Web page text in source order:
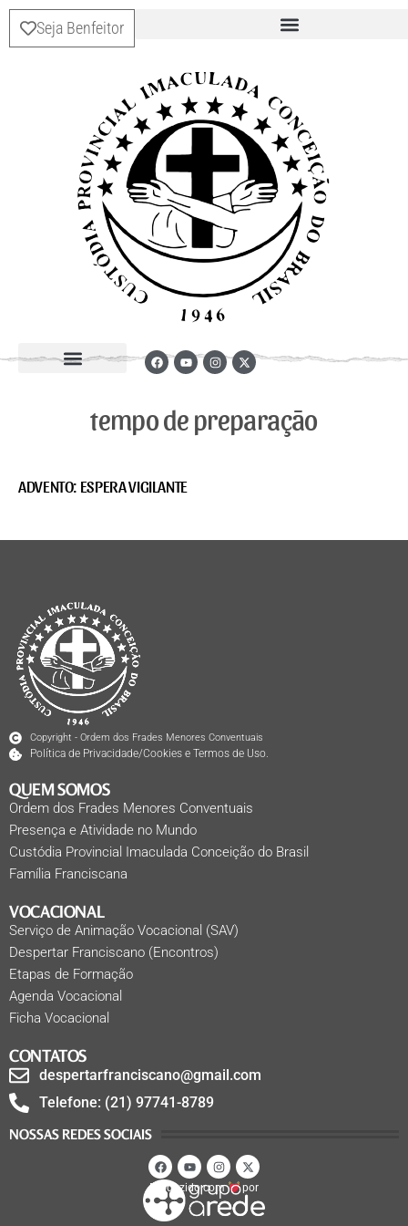
Seja Benfeitor
tempo de preparação
ADVENTO: ESPERA VIGILANTE
Copyright - Ordem dos Frades Menores Conventuais
Política de Privacidade/Cookies e Termos de Uso.
QUEM SOMOS
Ordem dos Frades Menores Conventuais
Presença e Atividade no Mundo
Custódia Provincial Imaculada Conceição do Brasil
Família Franciscana
VOCACIONAL
Serviço de Animação Vocacional (SAV)
Despertar Franciscano (Encontros)
Etapas de Formação
Agenda Vocacional
Ficha Vocacional
CONTATOS
despertarfranciscano@gmail.com
Telefone: (21) 97741-8789
NOSSAS REDES SOCIAIS
Produzido com por